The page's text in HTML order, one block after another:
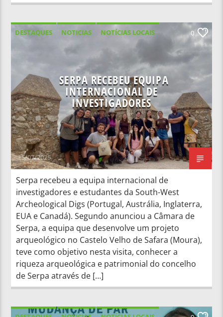
DESTAQUES NOTICIAS
NOTÍCIAS LOCAIS
NOTÍCIAS NACIONAIS
0
SERPA RECEBEU EQUIPA
INTERNACIONAL DE
INVESTIGADORES
15/07/2025
Serpa recebeu a equipa internacional de
investigadores e estudantes da South-West
Archeological Digs (Portugal, Austrália, Inglaterra,
EUA e Canadá). Segundo anunciou a Câmara de
Serpa, a equipa que desenvolve um projeto
arqueológico no Castelo Velho de Safara (Moura),
teve como objetivo nesta visita, conhecer a
riqueza arqueológica e patrimonial do concelho
de Serpa através de […]